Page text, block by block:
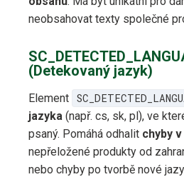
neobsahovat texty společné
(Detekovaný jazyk)
Element
jazyka (např. cs, sk, pl), ve
psaný. Pomáhá odhalit chyby
nepřeložené produkty od
nebo chyby po tvorbě nové